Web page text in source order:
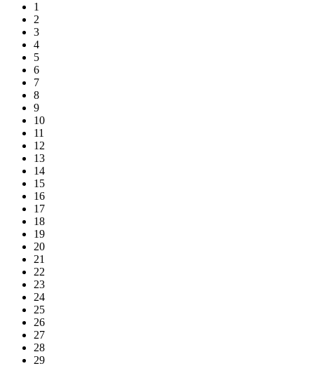
1
2
3
4
5
6
7
8
9
10
11
12
13
14
15
16
17
18
19
20
21
22
23
24
25
26
27
28
29